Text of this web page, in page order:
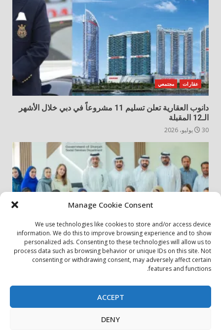
Manage Cookie Consent
We use technologies like cookies to store and/or access device
information. We do this to improve browsing experience and to show
personalized ads. Consenting to these technologies will allow us to
process data such as browsing behavior or unique IDs on this site. Not
consenting or withdrawing consent, may adversely affect certain
features and functions.
ACCEPT
DENY
عقارات مجتمعي
دانوب العقارية تعلن تسليم 11 مشروعاً في دبي خلال الأشهر
الـ12 المقبلة
30 يوليو، 2026
أخبار المجتمع مجتمعي
الشارقة لإدارة الأصول تنظم زيارة إلى دار رعاية المسنين
بيان الخصوصية سياسة ملفات تعريف الارتباط
اتصل بنا
حول الموقع